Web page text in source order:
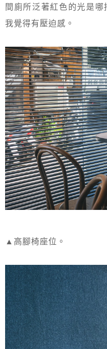
間廁所泛著紅色的光是
我覺得有壓迫感。
▲高腳椅座位。